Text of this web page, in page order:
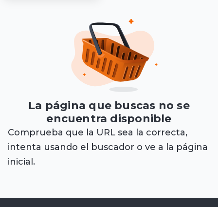
La página que buscas no se
encuentra disponible
Comprueba que la URL sea la correcta,
intenta usando el buscador o ve a la página
inicial.